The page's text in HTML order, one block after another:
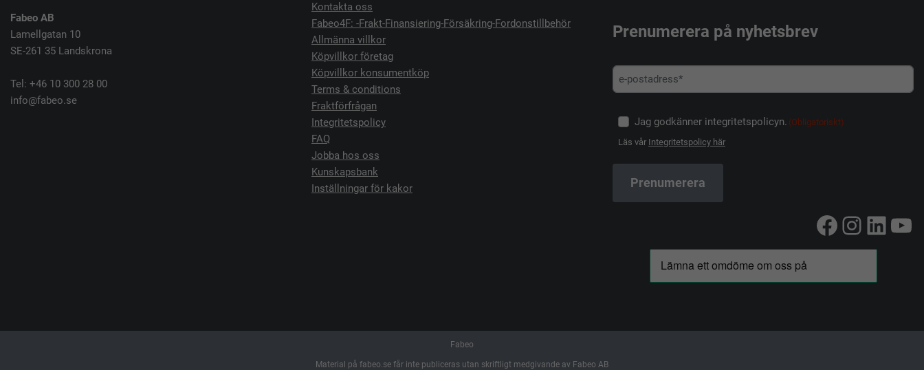
Fabeo AB
Lamellgatan 10
SE-261 35 Landskrona
Tel: +46 10 300 28 00
info@fabeo.se
Kontakta oss
Fabeo4F: -Frakt-Finansiering-Försäkring-Fordonstillbehör
Allmänna villkor
Köpvillkor företag
Köpvillkor konsumentköp
Terms & conditions
Fraktförfrågan
Integritetspolicy
FAQ
Jobba hos oss
Kunskapsbank
Inställningar för kakor
Prenumerera på nyhetsbrev
Jag godkänner integritetspolicyn. (Obligatoriskt)
Läs vår Integritetspolicy här
Facebook
Fabeo
Material på fabeo.se får inte publiceras utan skriftligt medgivande av Fabeo AB